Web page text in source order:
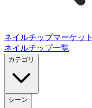
ネイルチップマーケット
ネイルチップ一覧
カテゴリ
シーン